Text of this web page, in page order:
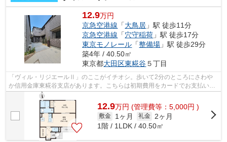
12.9万円
京急空港線 「大鳥居 」駅 徒歩11分
京急空港線 「穴守稲荷 」駅 徒歩17分
東京モノレール 「整備場 」駅 徒歩29分
築4年 / 40.50㎡
東京都大田区東糀谷５丁目
「ヴィル・リジエールⅡ」のここがイチオシ。歩いて2分のところにさわや
か信用金庫東糀谷支店があります。こちらは初期費用をカードでお支払いい
ただける物件です。こちらの物件はアパ...
12.9万円 (管理費等：5,000円 )
敷金 1ヶ月 礼金
2ヶ月
1階 / 1LDK / 40.50㎡